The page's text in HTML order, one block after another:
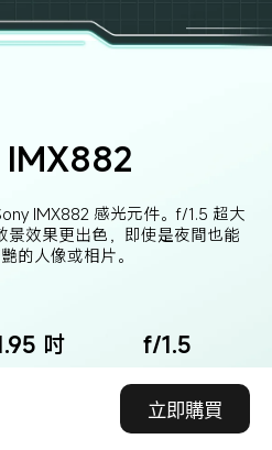
立即購買
IMX882 感光元件。f/1.5 超大
景效果更出色，即使是夜間也能
的人像或相片。
吋 f/1.5
超大光圈